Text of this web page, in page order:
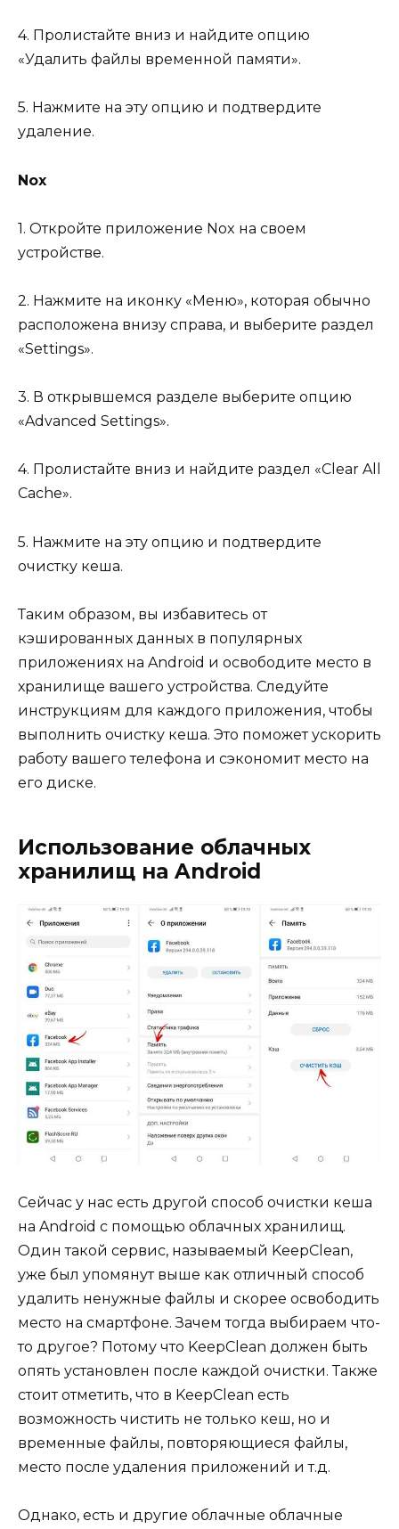
4. Пролистайте вниз и найдите опцию
«Удалить файлы временной памяти».
5. Нажмите на эту опцию и подтвердите
удаление.
Nox
1. Откройте приложение Nox на своем
устройстве.
2. Нажмите на иконку «Меню», которая обычно
расположена внизу справа, и выберите раздел
«Settings».
3. В открывшемся разделе выберите опцию
«Advanced Settings».
4. Пролистайте вниз и найдите раздел «Clear All
Cache».
5. Нажмите на эту опцию и подтвердите
очистку кеша.
Таким образом, вы избавитесь от
кэшированных данных в популярных
приложениях на Android и освободите место в
хранилище вашего устройства. Следуйте
инструкциям для каждого приложения, чтобы
выполнить очистку кеша. Это поможет ускорить
работу вашего телефона и сэкономит место на
его диске.
Использование облачных
хранилищ на Android
Сейчас у нас есть другой способ очистки кеша
на Android с помощью облачных хранилищ.
Один такой сервис, называемый KeepClean,
уже был упомянут выше как отличный способ
удалить ненужные файлы и скорее освободить
место на смартфоне. Зачем тогда выбираем что-
то другое? Потому что KeepClean должен быть
опять установлен после каждой очистки. Также
стоит отметить, что в KeepClean есть
возможность чистить не только кеш, но и
временные файлы, повторяющиеся файлы,
место после удаления приложений и т.д.
Однако, есть и другие облачные облачные